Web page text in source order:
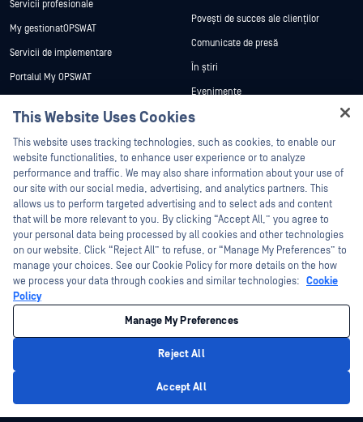
Servicii profesionale
My gestionatOPSWAT
Servicii de implementare
Portalul My OPSWAT
Formare
vulnerabilităților
Parteneri
Certificare
Parteneri tehnologici
Program de parteneriat de canal
Povești de succes ale clienților
Comunicate de presă
În știri
Evenimente
Webinare
Fișe de date
Cărți albe
Instrumente gratuite
©2026 OPSWAT . Toate drepturile rezervate. OPSWAT, MetaDefender, Metascan,
MetaAccess, OPSWAT , Trust no File. Trust No Device., OPSWAT , Protecting the
World's Critical Infrastructure, Deep CDR™ Technology, InQuest, logo-ul InQuest,
DFI, RetroHunt, Deep File Inspection și Join the Hunt sunt mărci comerciale ale
OPSWAT . Mărcile comerciale ale terților sunt proprietatea deținătorilor respectivi.
Politica de confidențialitate
Opțiunile dvs. de confidențialitate din California
This Website Uses Cookies
This website uses tracking technologies, such as cookies, to enable our
website functionalities, to enhance user experience or to analyze
performance and traffic. We may also share information about your use of
our site with our social media, advertising, and analytics partners. This
allows us to perform targeted advertising and to select ads and content
that will be more relevant to you. By clicking “Accept All,” you agree to
your personal data being processed by all cookies and other technologies
on our website. Click “Reject All” to refuse, or “Manage My Preferences” to
manage your choices. See our Cookie Policy for more details on the how
we process your data through cookies and similar technologies: Cookie
Policy
Manage My Preferences
Reject All
Accept All
Hey there!
I'm Ozzy, your OPSWAT virtual assistant.
How can I help you secure what's critical
today?